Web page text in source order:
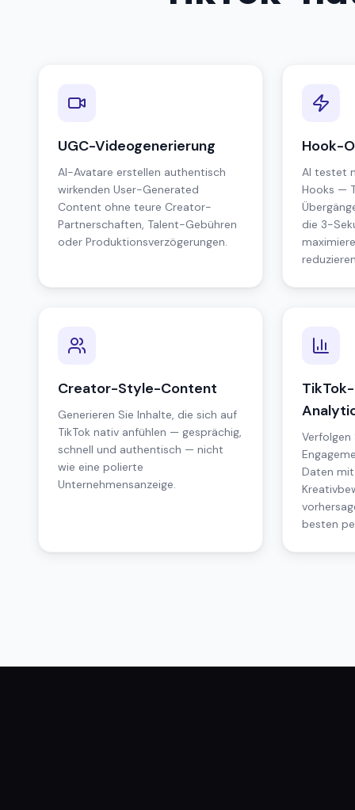
UGC-Videogenerierung
AI-Avatare erstellen authentisch
wirkenden User-Generated
Content ohne teure Creator-
Partnerschaften, Talent-Gebühren
oder Produktionsverzögerungen.
Hook-
AI testet
Hooks —
die 3-
Creator-Style-Content
Generieren Sie Inhalte, die sich auf
TikTok nativ anfühlen — gesprächig,
schnell und authentisch — nicht
wie eine polierte
Unternehmensanzeige.
Verfolgen
Daten
besten